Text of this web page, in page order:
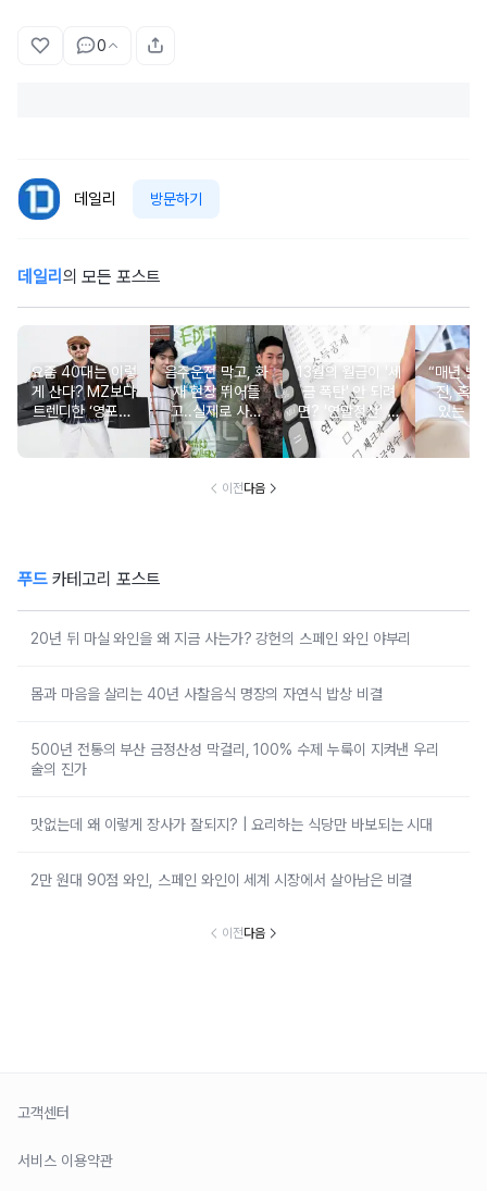
0
데일리 방문하기
데일리 의 모든 포스트
요즘 40대는 이렇
게 산다? MZ보다
트렌디한 ‘영포티’
분석
음주운전 막고, 화
재 현장 뛰어들
고..실제로 사람
구한 연예인 10
13월의 월급이 '세
금 폭탄' 안 되려
면? '연말정산' 핵
심 꿀팁 A to Z
“매년 받
진, 혹시
있는 건
요?”
이전다음
푸드카테고리 포스트
20년 뒤 마실 와인을 왜 지금 사는가? 강헌의 스페인 와인 야부리
몸과 마음을 살리는 40년 사찰음식 명장의 자연식 밥상 비결
500년 전통의 부산 금정산성 막걸리, 100% 수제 누룩이 지켜낸 우리
술의 진가
맛없는데 왜 이렇게 장사가 잘되지? | 요리하는 식당만 바보되는 시대
2만 원대 90점 와인, 스페인 와인이 세계 시장에서 살아남은 비결
이전다음
고객센터
서비스 이용약관